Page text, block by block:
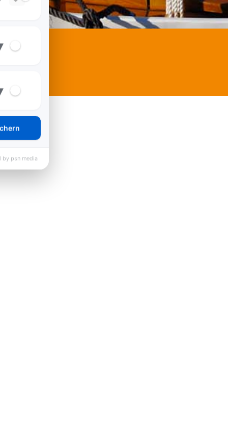
by psn media